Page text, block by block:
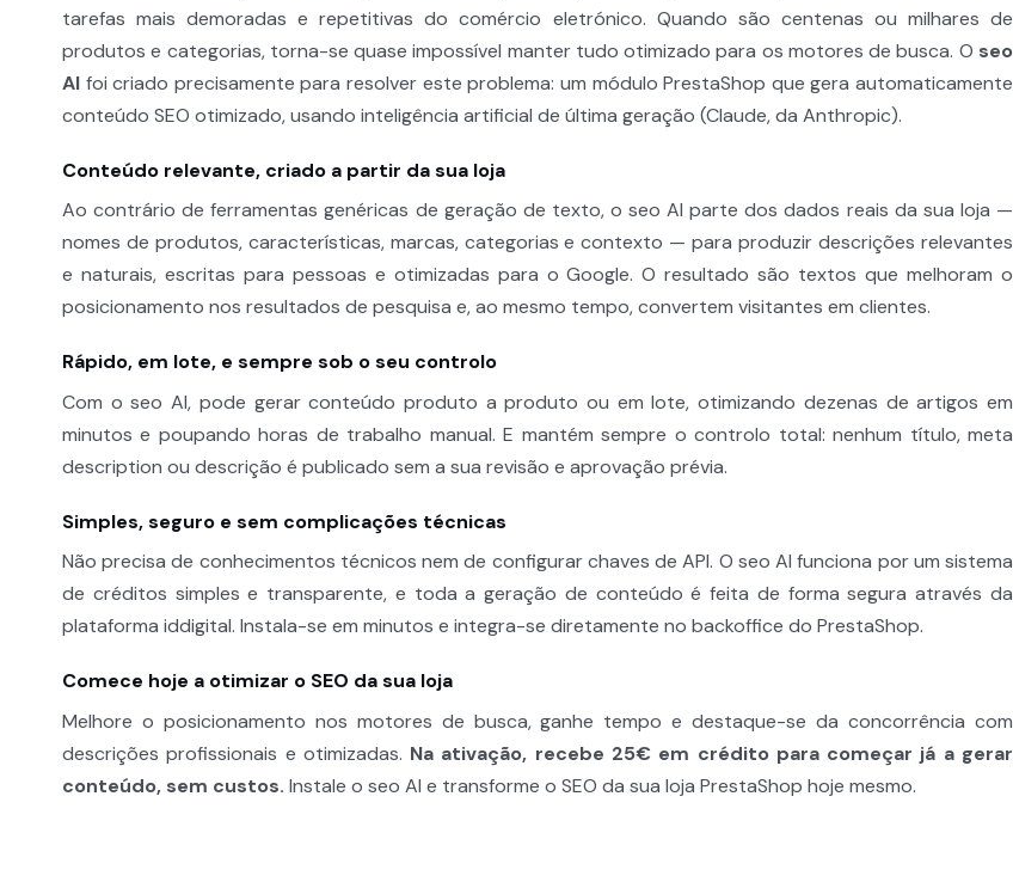
tarefas mais demoradas e repetitivas do comércio eletrónico. Quando são centenas ou milhares de
produtos e categorias, torna-se quase impossível manter tudo otimizado para os motores de busca. O seo
AI foi criado precisamente para resolver este problema: um módulo PrestaShop que gera automaticamente
conteúdo SEO otimizado, usando inteligência artificial de última geração (Claude, da Anthropic).
Conteúdo relevante, criado a partir da sua loja
Ao contrário de ferramentas genéricas de geração de texto, o seo AI parte dos dados reais da sua loja —
nomes de produtos, características, marcas, categorias e contexto — para produzir descrições relevantes
e naturais, escritas para pessoas e otimizadas para o Google. O resultado são textos que melhoram o
posicionamento nos resultados de pesquisa e, ao mesmo tempo, convertem visitantes em clientes.
Rápido, em lote, e sempre sob o seu controlo
Com o seo AI, pode gerar conteúdo produto a produto ou em lote, otimizando dezenas de artigos em
minutos e poupando horas de trabalho manual. E mantém sempre o controlo total: nenhum título, meta
description ou descrição é publicado sem a sua revisão e aprovação prévia.
Simples, seguro e sem complicações técnicas
Não precisa de conhecimentos técnicos nem de configurar chaves de API. O seo AI funciona por um sistema
de créditos simples e transparente, e toda a geração de conteúdo é feita de forma segura através da
plataforma iddigital. Instala-se em minutos e integra-se diretamente no backoffice do PrestaShop.
Comece hoje a otimizar o SEO da sua loja
Melhore o posicionamento nos motores de busca, ganhe tempo e destaque-se da concorrência com
descrições profissionais e otimizadas. Na ativação, recebe 25€ em crédito para começar já a gerar
conteúdo, sem custos. Instale o seo AI e transforme o SEO da sua loja PrestaShop hoje mesmo.